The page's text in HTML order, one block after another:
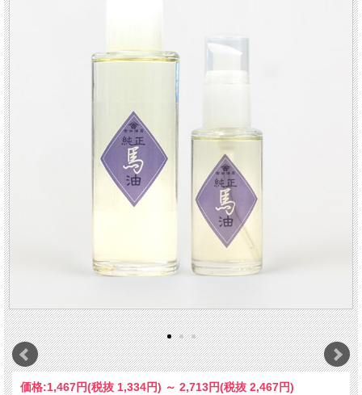
価格:1,467円(税抜 1,334円) ～ 2,713円(税抜 2,467円)